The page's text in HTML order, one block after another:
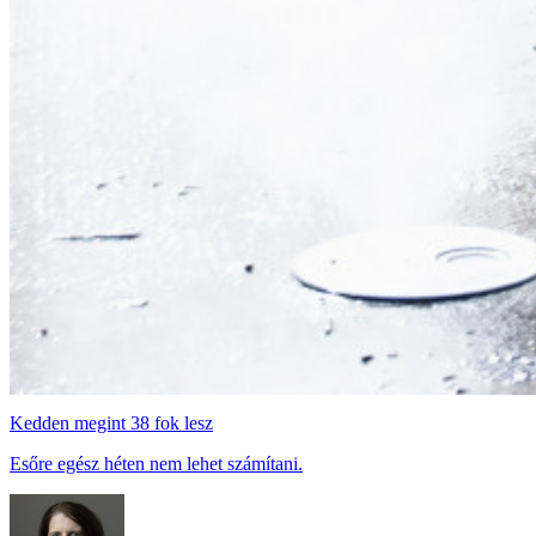
Kedden megint 38 fok lesz
Esőre egész héten nem lehet számítani.